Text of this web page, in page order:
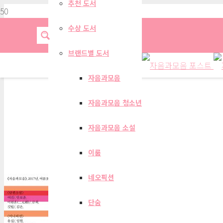
추천 도서
수상 도서
브랜드별 도서
자음과모음
자음과모음 청소년
자음과모음 소설
이룸
네오픽션
단숨
자음과모음 계간지